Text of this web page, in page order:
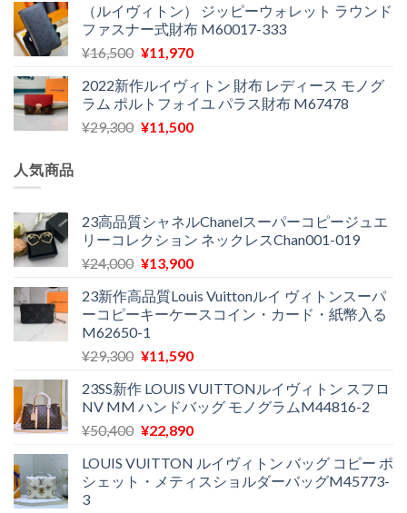
で
し
た。
¥12,900
で
す。
価
格
は
で
し
た。
の
価
格
¥11,580
で
す。
（ルイヴィトン） ジッピーウォレット ラウンド
ファスナー式財布 M60017-333
¥16,500 元
価
格
は
¥11,970現
の
価
格
2022新作ルイヴィトン 財布 レディース モノグ
ラム ポルトフォイユ パラス財布 M67478
¥29,300 元
¥29,300
で
し
¥11,500現
は
¥11,500
で
人気商品
23高品質シャネルChanelスーパーコピージュエ
リーコレクション ネックレスChan001-019
¥24,000 元
価
格
は
¥24,000
し
た。
¥13,900現
の
価
は
で
す。
23新作高品質Louis Vuittonルイ ヴィトンスーパ
ーコピーキーケースコイン・カード・紙幣入る
M62650-1
¥29,300 元
価
格
は
で
し
¥11,590現
の
価
格
¥11,590
で
23SS新作 LOUIS VUITTONルイヴィトン スフロ
NV MM ハンドバッグ モノグラムM44816-2
¥50,400 元
価
格
¥22,890現
の
価
LOUIS VUITTON ルイヴィトン バッグ コピー ポ
シェット・メティスショルダーバッグM45773-
3